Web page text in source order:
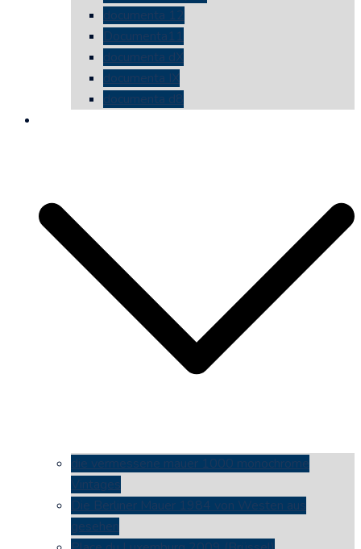
documenta 12
Documenta11
documenta dX
documenta IX
documenta d8
die vermessene mauer 1000 monochrome
Vintages
Die Berliner Mauer 1984 von Westen aus
gesehen